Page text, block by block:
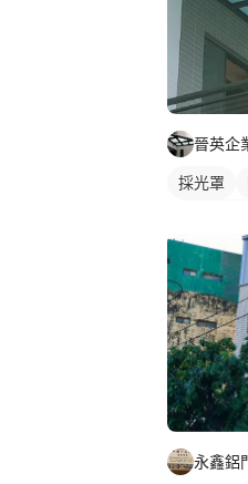
晉英企
採光罩
永鑫鋁